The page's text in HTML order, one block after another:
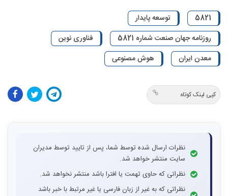
5821
توسعه پایدار
روزنامه جهان صنعت شماره 5821
فناوری نوین
معدن ایران
هوش مصنوعی
کپی لینک کوتاه
نظرات ارسال شده توسط شما، پس از تایید توسط مدیران
سایت منتشر خواهد شد.
نظراتی که حاوی تهمت یا افترا باشد منتشر نخواهد شد.
نظراتی که به غیر از زبان فارسی یا غیر مرتبط با خبر باشد